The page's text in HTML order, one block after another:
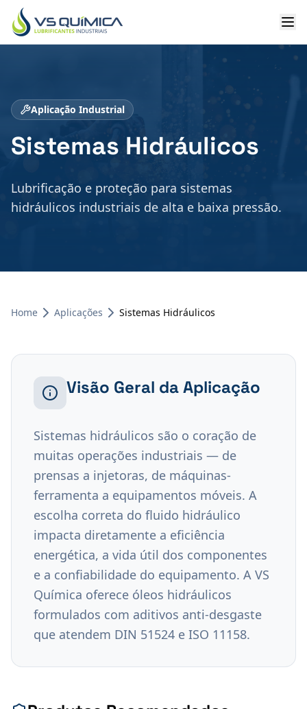
Ir para o conteúdo principal
Aplicação Industrial
Sistemas Hidráulicos
Lubrificação e proteção para sistemas
hidráulicos industriais de alta e baixa pressão.
Home Aplicações Sistemas Hidráulicos
Visão Geral da Aplicação
Sistemas hidráulicos são o coração de
muitas operações industriais — de
prensas a injetoras, de máquinas-
ferramenta a equipamentos móveis. A
escolha correta do fluido hidráulico
impacta diretamente a eficiência
energética, a vida útil dos componentes
e a confiabilidade do equipamento. A VS
Química oferece óleos hidráulicos
formulados com aditivos anti-desgaste
que atendem DIN 51524 e ISO 11158.